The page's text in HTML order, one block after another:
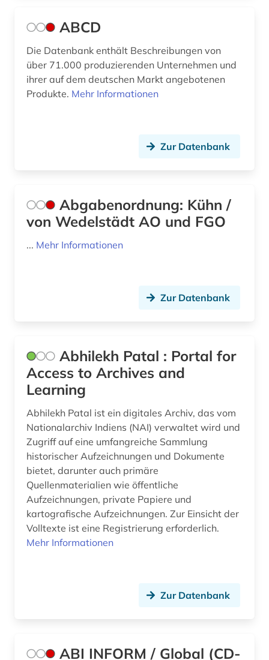
außenwirtschaftsrecht (2)
baden-württemberg (4)
banken (1)
bankenregulierung (1)
bankenstatistik (3)
bankwesen (4)
baubetrieb (1)
baumangel (1)
baurecht (1)
bayern (6)
bedarfsforschung (1)
volkswirtschaft tourismus gaststättengewerbe
hotelgewerbe kulturkontakt reisen tourismus (1)
behinderung (2)
bekleidung (1)
Suedosteuropa (3)
Tschechische Republik (5)
Zypern (2)
ABCD
Die Datenbank enthält Beschreibungen von
über 71.000 produzierenden Unternehmen und
ihrer auf dem deutschen Markt angebotenen
Produkte. Mehr Informationen
Zur Datenbank
Abgabenordnung: Kühn /
von Wedelstädt AO und FGO
... Mehr Informationen
Zur Datenbank
Abhilekh Patal : Portal for
Access to Archives and
Learning
Abhilekh Patal ist ein digitales Archiv, das vom
Nationalarchiv Indiens (NAI) verwaltet wird und
Zugriff auf eine umfangreiche Sammlung
historischer Aufzeichnungen und Dokumente
bietet, darunter auch primäre
Quellenmaterialien wie öffentliche
Aufzeichnungen, private Papiere und
kartografische Aufzeichnungen. Zur Einsicht der
Volltexte ist eine Registrierung erforderlich.
Mehr Informationen
Zur Datenbank
ABI INFORM / Global (CD-